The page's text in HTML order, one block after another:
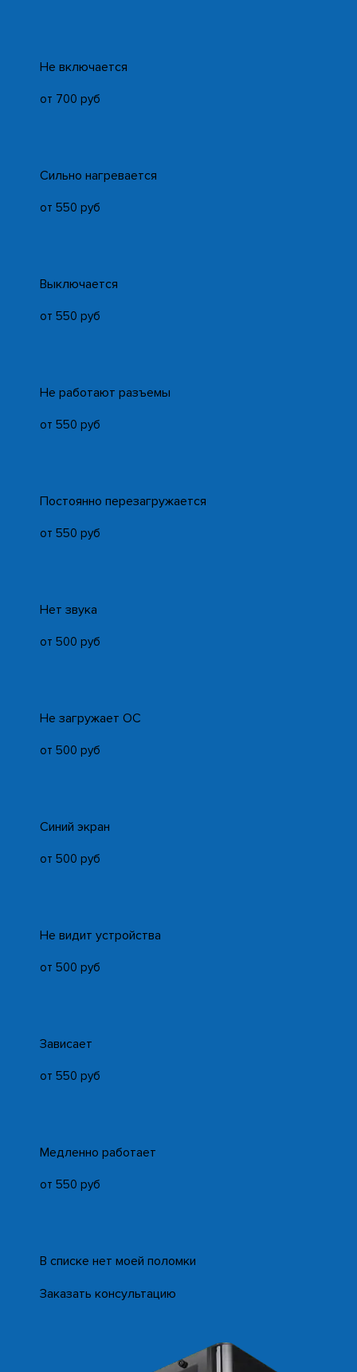
Не включается
от 700 руб
Сильно нагревается
от 550 руб
Выключается
от 550 руб
Не работают разъемы
от 550 руб
Постоянно перезагружается
от 550 руб
Нет звука
от 500 руб
Не загружает ОС
от 500 руб
Синий экран
от 500 руб
Не видит устройства
от 500 руб
Зависает
от 550 руб
Медленно работает
от 550 руб
В списке нет моей поломки
Заказать консультацию